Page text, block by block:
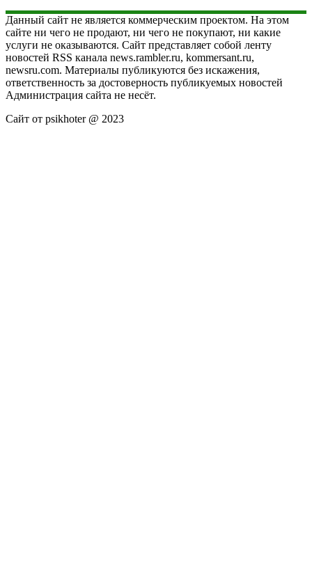
Данный сайт не является коммерческим проектом. На этом
сайте ни чего не продают, ни чего не покупают, ни какие
услуги не оказываются. Сайт представляет собой ленту
новостей RSS канала news.rambler.ru, kommersant.ru,
newsru.com. Материалы публикуются без искажения,
ответственность за достоверность публикуемых новостей
Администрация сайта не несёт.
Сайт от psikhoter @ 2023